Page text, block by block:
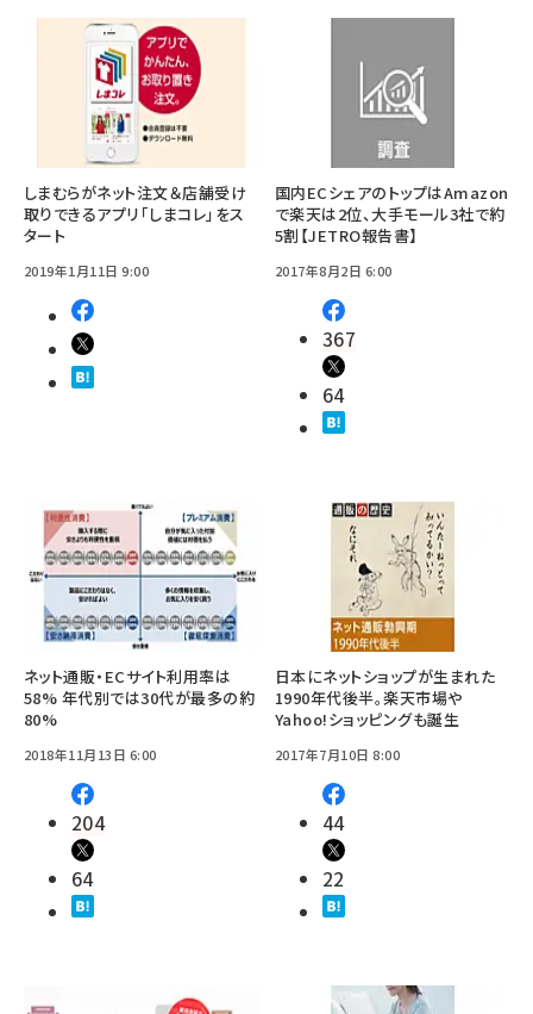
しまむらがネット注文＆店舗受け
取りできるアプリ「しまコレ」をス
タート
2019年1月11日 9:00
国内ECシェアのトップはAmazon
で楽天は2位、大手モール3社で約
5割【JETRO報告書】
2017年8月2日 6:00
367
64
ネット通販・ECサイト利用率は
58% 年代別では30代が最多の約
80%
2018年11月13日 6:00
204
64
日本にネットショップが生まれた
1990年代後半。楽天市場や
Yahoo!ショッピングも誕生
2017年7月10日 8:00
44
22